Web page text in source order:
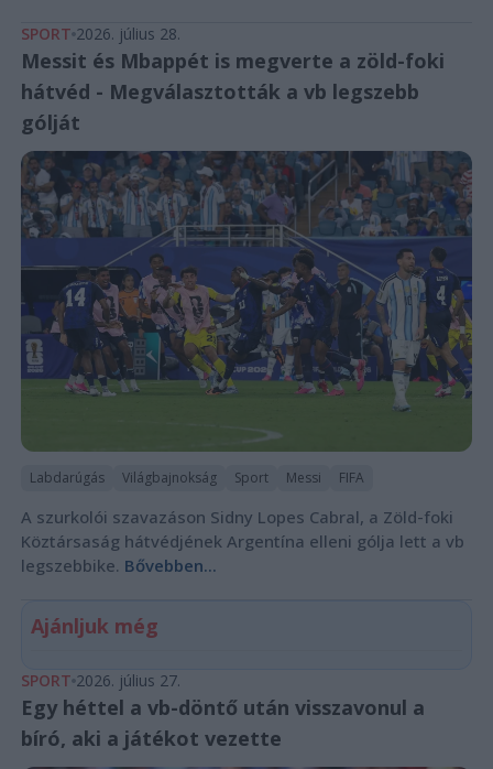
SPORT 2026. július 28.
Messit és Mbappét is megverte a zöld-foki
hátvéd - Megválasztották a vb legszebb
gólját
Labdarúgás Világbajnokság Sport Messi FIFA
A szurkolói szavazáson Sidny Lopes Cabral, a Zöld-foki
Köztársaság hátvédjének Argentína elleni gólja lett a vb
legszebbike. Bővebben...
Ajánljuk még
SPORT 2026. július 27.
Egy héttel a vb-döntő után visszavonul a
bíró, aki a játékot vezette